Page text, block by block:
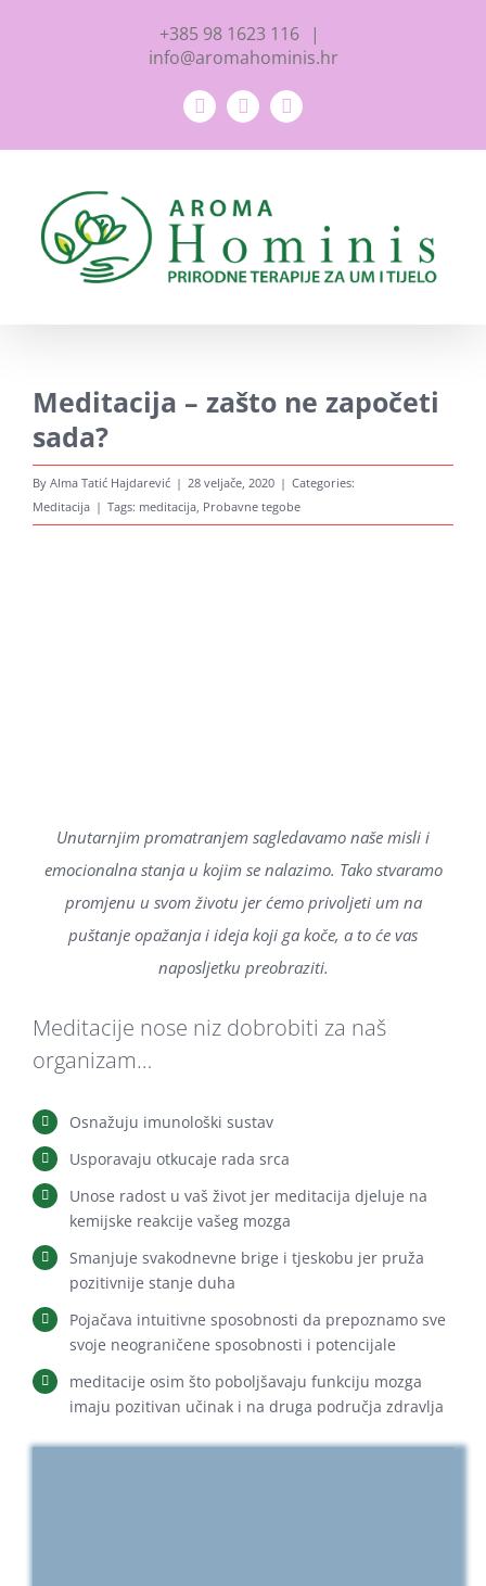
+385 98 1623 116
|
info@aromahominis.hr
FacebookYouTubeInstagram
Meditacija – zašto ne započeti
sada?
By Alma Tatić Hajdarević | 28 veljače, 2020 | Categories:
Meditacija | Tags: meditacija Probavne tegobe
Unutarnjim promatranjem sagledavamo naše misli i
emocionalna stanja u kojim se nalazimo. Tako stvaramo
promjenu u svom životu jer ćemo privoljeti um na
puštanje opažanja i ideja koji ga koče, a to će vas
naposljetku preobraziti.
Meditacije nose niz dobrobiti za naš
organizam…
Osnažuju imunološki sustav
Usporavaju otkucaje rada srca
Unose radost u vaš život jer meditacija djeluje na
kemijske reakcije vašeg mozga
Smanjuje svakodnevne brige i tjeskobu jer pruža
pozitivnije stanje duha
Pojačava intuitivne sposobnosti da prepoznamo sve
svoje neograničene sposobnosti i potencijale
meditacije osim što poboljšavaju funkciju mozga
imaju pozitivan učinak i na druga područja zdravlja